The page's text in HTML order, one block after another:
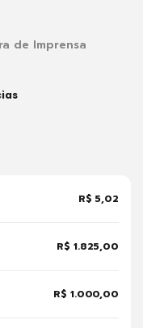
de Imprensa
R$ 5,02
R$ 1.825,00
R$ 1.000,00